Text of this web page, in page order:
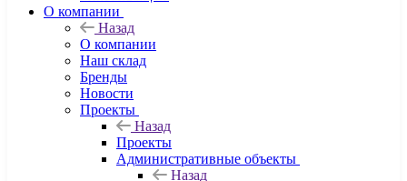
О компании
Назад
О компании
Наш склад
Бренды
Новости
Проекты
Назад
Проекты
Административные объекты
Назад